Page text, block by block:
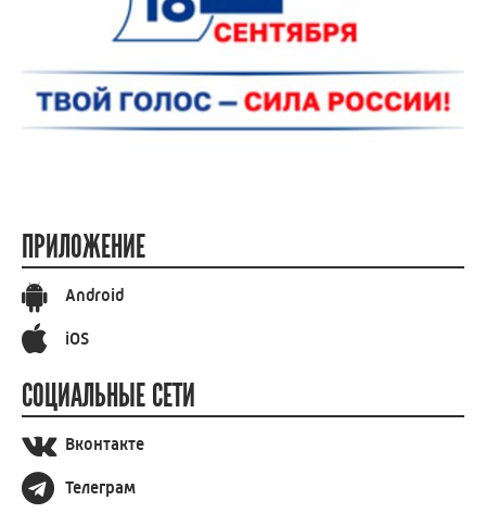
ПРИЛОЖЕНИЕ
Android
iOS
СОЦИАЛЬНЫЕ СЕТИ
Вконтакте
Телеграм